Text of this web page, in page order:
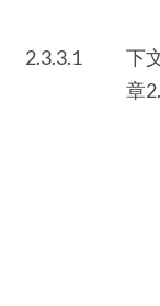
2.3.3.1
下
章